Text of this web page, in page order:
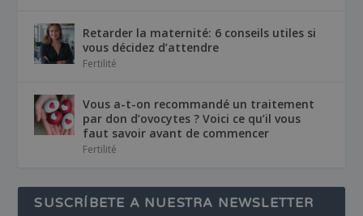
Retarder la maternité: 6 conseils utiles si
vous décidez d’attendre
Fertilité
Vous a-t-on recommandé un traitement
par don d’ovocytes ? Voici ce qu’il vous
faut savoir avant de commencer
Fertilité
SUSCRÍBETE A NUESTRA NEWSLETTER